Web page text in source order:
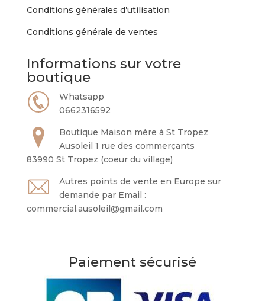
Conditions générales d’utilisation
Conditions générale de ventes
Informations sur votre
boutique
Whatsapp
0662316592
Boutique Maison mère à St Tropez
Ausoleil 1 rue des commerçants
83990 St Tropez (coeur du village)
Autres points de vente en Europe sur
demande par Email :
commercial.ausoleil@gmail.com
Paiement sécurisé